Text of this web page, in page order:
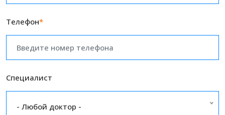
Телефон*
Специалист
- Любой доктор -